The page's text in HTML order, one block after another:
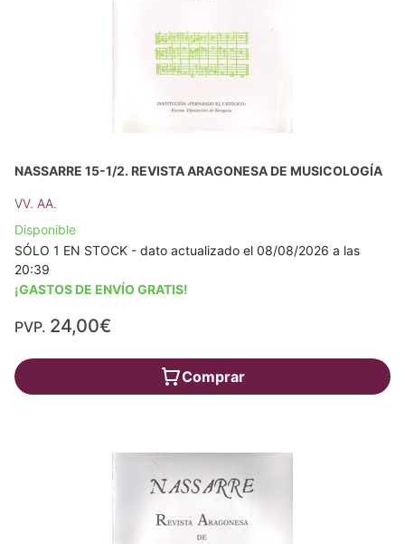
NASSARRE 15-1/2. REVISTA ARAGONESA DE MUSICOLOGÍA
VV. AA.
Disponible
SÓLO 1 EN STOCK - dato actualizado el 08/08/2026 a las
20:39
¡GASTOS DE ENVÍO GRATIS!
PVP. 24,00€
Comprar